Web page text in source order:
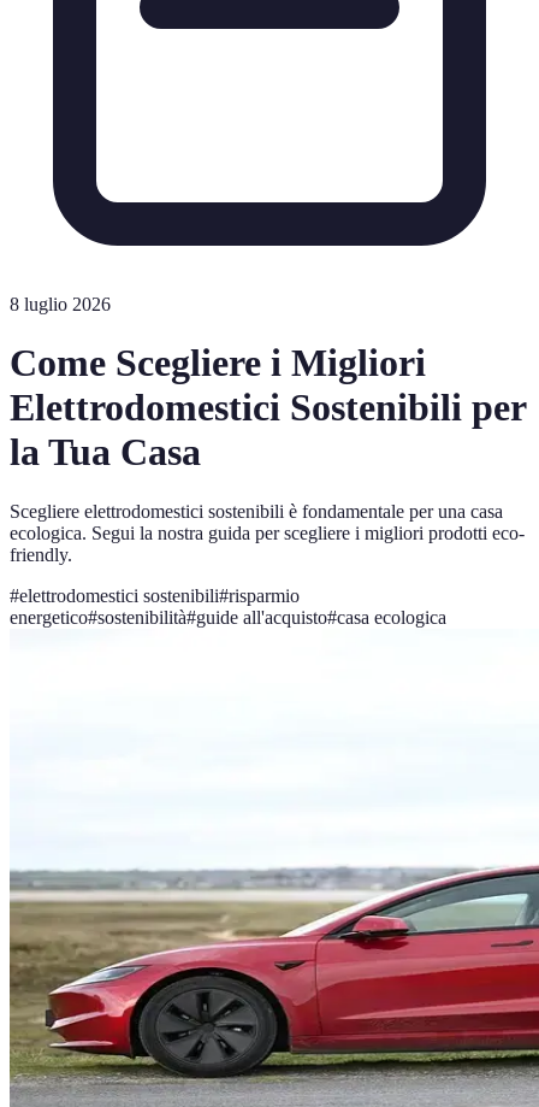
8 luglio 2026
Come Scegliere i Migliori
Elettrodomestici Sostenibili per
la Tua Casa
Scegliere elettrodomestici sostenibili è fondamentale per una casa
ecologica. Segui la nostra guida per scegliere i migliori prodotti eco-
friendly.
#elettrodomestici sostenibili#risparmio
energetico#sostenibilità#guide all'acquisto#casa ecologica